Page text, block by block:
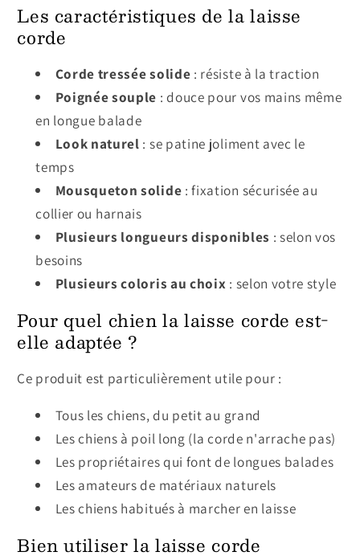
Les caractéristiques de la laisse
corde
Corde tressée solide : résiste à la traction
Poignée souple : douce pour vos mains même
en longue balade
Look naturel : se patine joliment avec le
temps
Mousqueton solide : fixation sécurisée au
collier ou harnais
Plusieurs longueurs disponibles : selon vos
besoins
Plusieurs coloris au choix : selon votre style
Pour quel chien la laisse corde est-
elle adaptée ?
Ce produit est particulièrement utile pour :
Tous les chiens, du petit au grand
Les chiens à poil long (la corde n'arrache pas)
Les propriétaires qui font de longues balades
Les amateurs de matériaux naturels
Les chiens habitués à marcher en laisse
Bien utiliser la laisse corde